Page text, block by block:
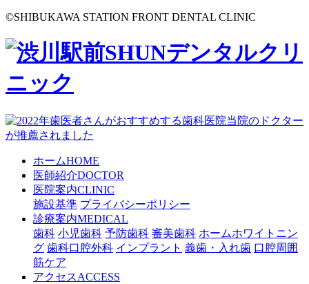
©SHIBUKAWA STATION FRONT DENTAL CLINIC
ホームHOME
医師紹介DOCTOR
医院案内CLINIC
施設基準 プライバシーポリシー
診療案内MEDICAL
歯科 小児歯科 予防歯科 審美歯科 ホームホワイトニン
グ 歯科口腔外科 インプラント 義歯・入れ歯 口腔周囲
筋ケア
アクセスACCESS